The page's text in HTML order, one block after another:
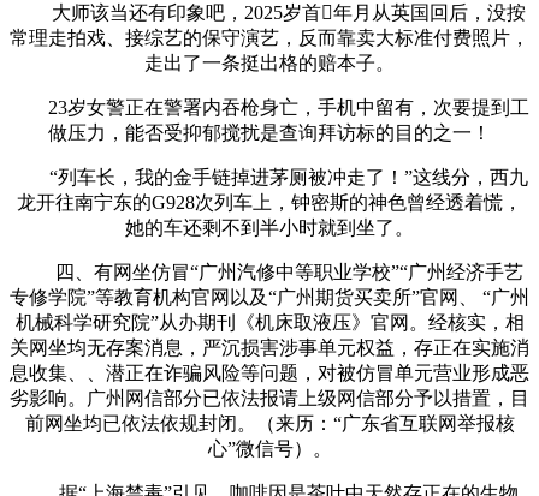
大师该当还有印象吧，2025岁首年月从英国回后，没按
常理走拍戏、接综艺的保守演艺，反而靠卖大标准付费照片，
走出了一条挺出格的赔本子。
23岁女警正在警署内吞枪身亡，手机中留有，次要提到工
做压力，能否受抑郁搅扰是查询拜访标的目的之一！
“列车长，我的金手链掉进茅厕被冲走了！”这线分，西九
龙开往南宁东的G928次列车上，钟密斯的神色曾经透着慌，
她的车还剩不到半小时就到坐了。
四、有网坐仿冒“广州汽修中等职业学校”“广州经济手艺
专修学院”等教育机构官网以及“广州期货买卖所”官网、 “广州
机械科学研究院”从办期刊《机床取液压》官网。经核实，相
关网坐均无存案消息，严沉损害涉事单元权益，存正在实施消
息收集、、潜正在诈骗风险等问题，对被仿冒单元营业形成恶
劣影响。广州网信部分已依法报请上级网信部分予以措置，目
前网坐均已依法依规封闭。（来历：“广东省互联网举报核
心”微信号）。